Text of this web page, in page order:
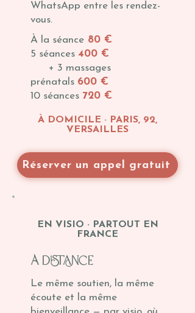
WhatsApp entre les rendez-
vous.
À la séance 80 €
5 séances 400 €
+ 3 massages
prénatals 600 €
10 séances 720 €
À DOMICILE · PARIS, 92,
VERSAILLES
Réserver un appel gratuit
EN VISIO · PARTOUT EN
FRANCE
à distance
Le même soutien, la même
écoute et la même